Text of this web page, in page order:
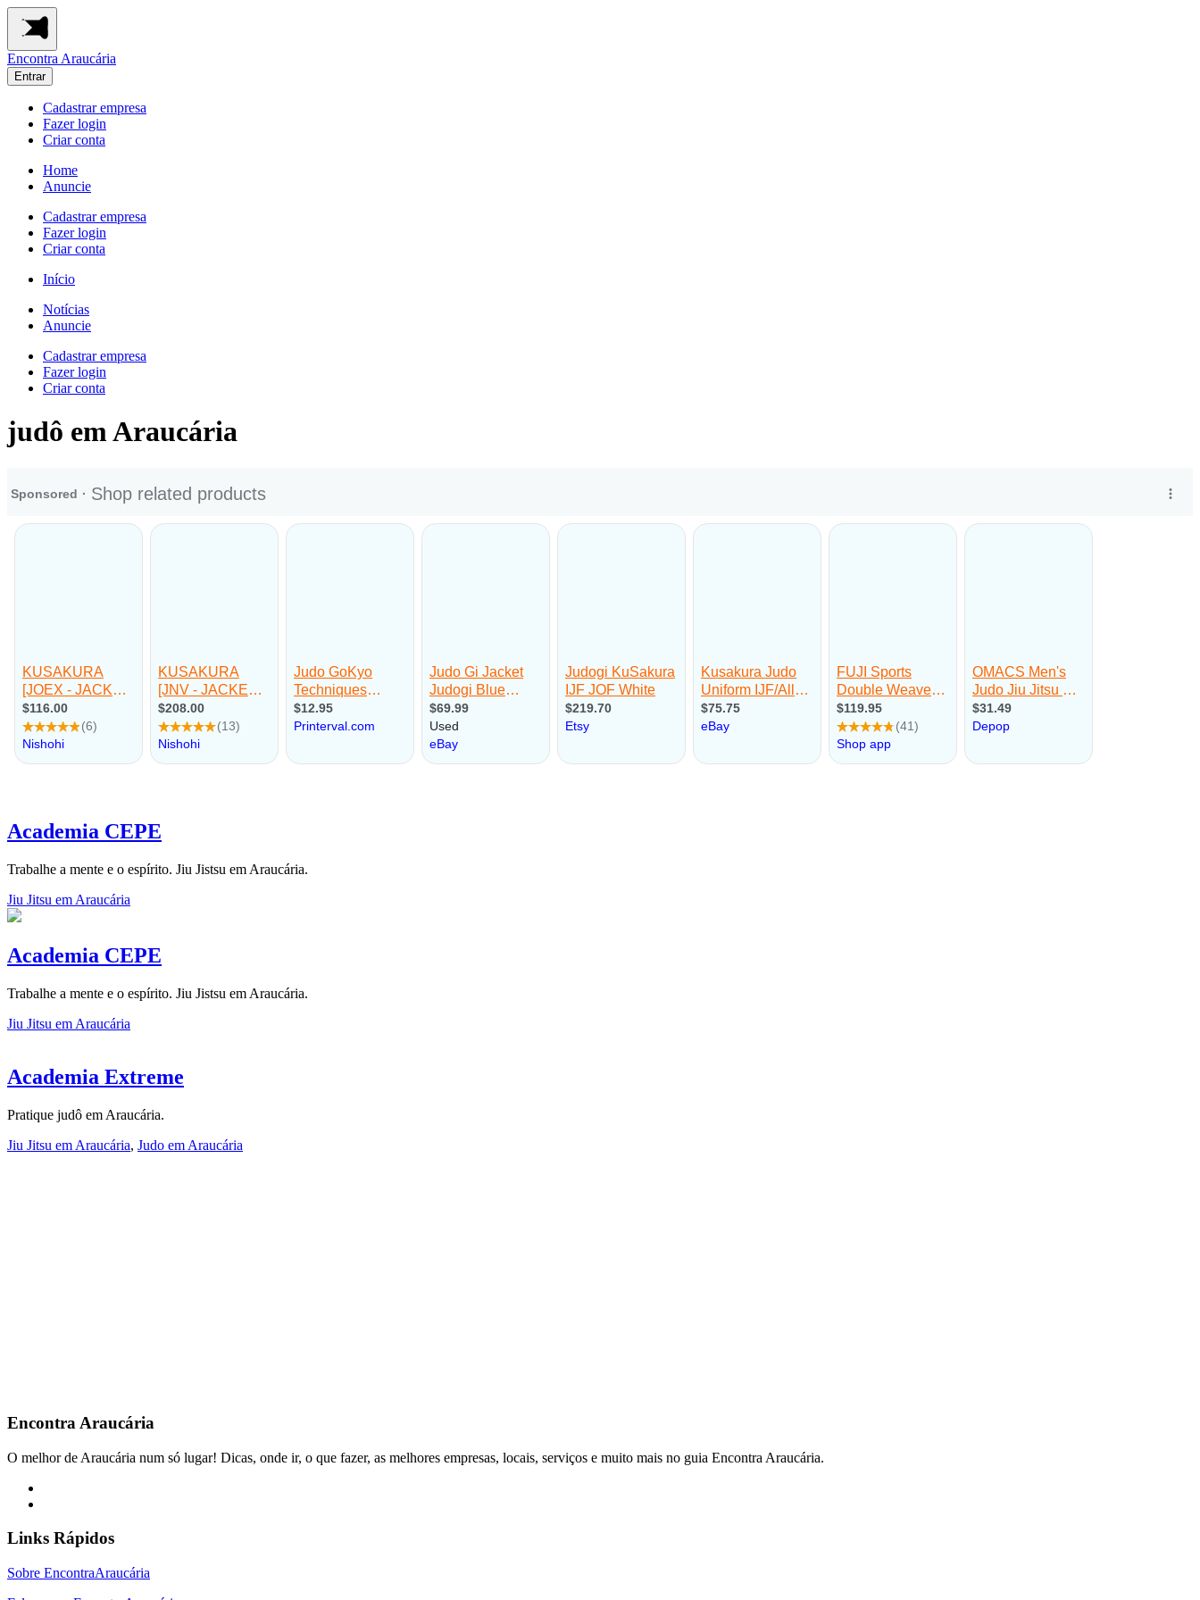
Encontra Araucária
Entrar
Cadastrar empresa
Fazer login
Criar conta
Home
Anuncie
Cadastrar empresa
Fazer login
Criar conta
Início
Notícias
Anuncie
Cadastrar empresa
Fazer login
Criar conta
judô em Araucária
Academia CEPE
Trabalhe a mente e o espírito. Jiu Jistsu em Araucária.
Jiu Jitsu em Araucária
Academia CEPE
Trabalhe a mente e o espírito. Jiu Jistsu em Araucária.
Jiu Jitsu em Araucária
Academia Extreme
Pratique judô em Araucária.
Jiu Jitsu em Araucária, Judo em Araucária
Encontra Araucária
O melhor de Araucária num só lugar! Dicas, onde ir, o que fazer, as melhores empresas, locais, serviços e muito mais no guia Encontra Araucária.
Links Rápidos
Sobre EncontraAraucária